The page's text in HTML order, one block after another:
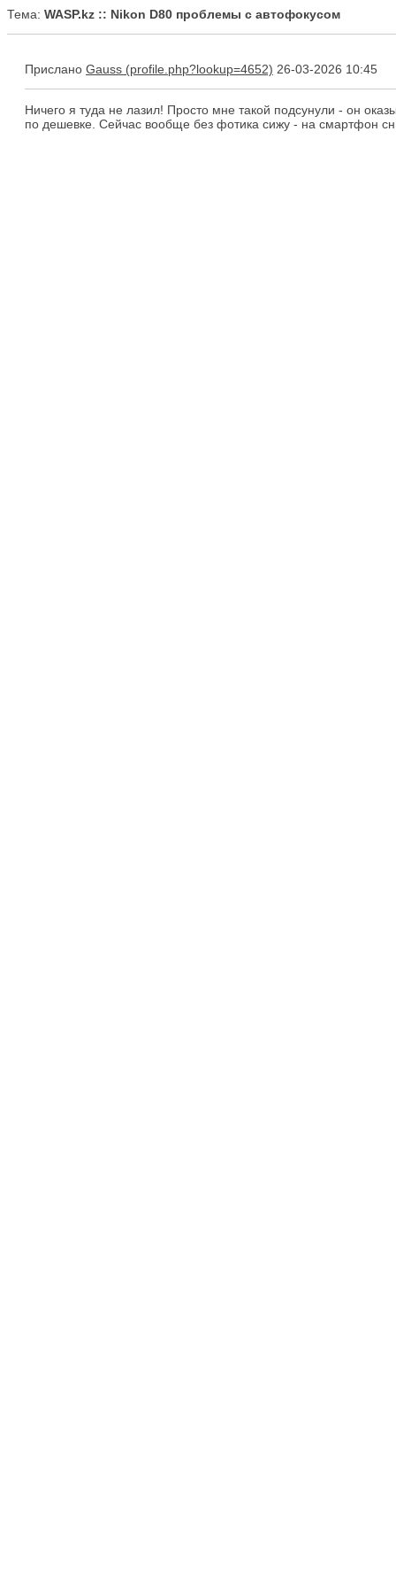
Тема: WASP.kz :: Nikon D80 проблемы с автофокусом
Прислано Gauss 26-03-2026 10:45
Ничего я туда не лазил! Просто мне такой подсунули - он
по дешевке. Сейчас вообще без фотика сижу - на смартфон